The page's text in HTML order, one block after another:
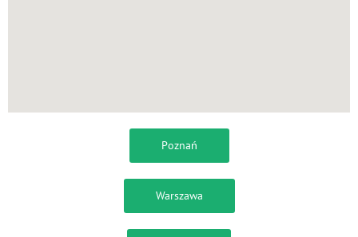
Poznań
Warszawa